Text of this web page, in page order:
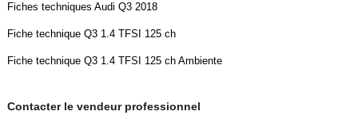
Vignette Crit’Air
1
Fiches techniques Audi Q3 2018
Fiche technique Q3 1.4 TFSI 125 ch
Fiche technique Q3 1.4 TFSI 125 ch Ambiente
Contacter le vendeur professionnel